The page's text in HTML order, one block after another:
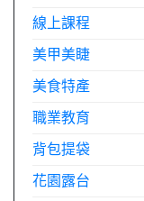
線上課程
美甲美睫
美食特產
職業教育
背包提袋
花園露台